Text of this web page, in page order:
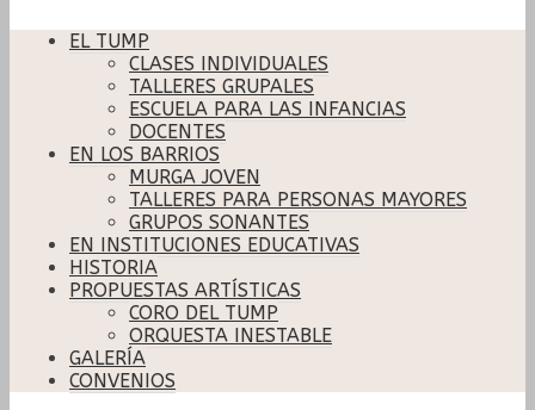
la
navegación
contenidoEL TUMP
CLASES INDIVIDUALES
TALLERES GRUPALES
ESCUELA PARA LAS INFANCIAS
DOCENTES
EN LOS BARRIOS
MURGA JOVEN
TALLERES PARA PERSONAS MAYORES
GRUPOS SONANTES
EN INSTITUCIONES EDUCATIVAS
HISTORIA
PROPUESTAS ARTÍSTICAS
CORO DEL TUMP
ORQUESTA INESTABLE
GALERÍA
CONVENIOS